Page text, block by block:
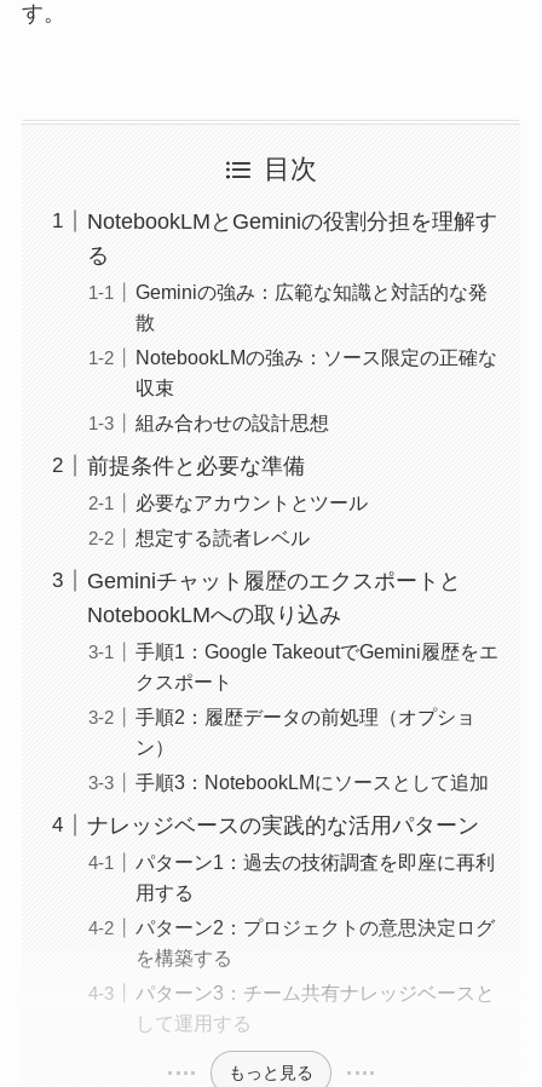
す。
目次
NotebookLMとGeminiの役割分担を理解す
る
Geminiの強み：広範な知識と対話的な発
散
NotebookLMの強み：ソース限定の正確な
収束
組み合わせの設計思想
前提条件と必要な準備
必要なアカウントとツール
想定する読者レベル
Geminiチャット履歴のエクスポートと
NotebookLMへの取り込み
手順1：Google TakeoutでGemini履歴をエ
クスポート
手順2：履歴データの前処理（オプショ
ン）
手順3：NotebookLMにソースとして追加
ナレッジベースの実践的な活用パターン
パターン1：過去の技術調査を即座に再利
用する
パターン2：プロジェクトの意思決定ログ
を構築する
パターン3：チーム共有ナレッジベースと
して運用する
もっと見る